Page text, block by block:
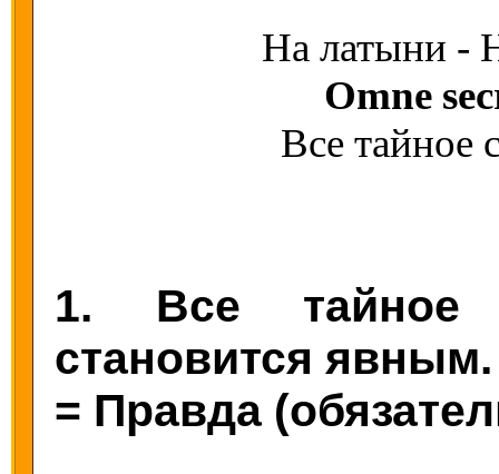
На латыни -
Omne
Все тайное
1. Все тайное
становится явным.
= Правда